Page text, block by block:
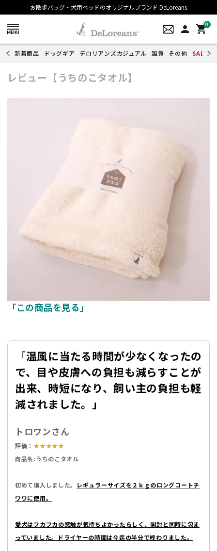
お散歩バッグ・犬用ベッドのオリジナルブランド DeLoreans
person 0
shopping_cart
新着商品 ドッグギア デロリアンズカジュアル 雑貨 その他 SALE
レビュー【うちのこタオル】
「この商品を見る」
「温風に当たる時間が少なくなったの
で、目や皮膚への負担も減らすことが
出来、時短になり、飼い主の負担も軽
減されました。」
トロワンさん
評価：★★★★★
商品名:うちのこタオル
初めて購入しました。
レギュラーサイズを２ｋｇのロングコートチ
ワワに使用。
愛犬はフカフカの感触が気持ちよかったらしく、開封と同時に包ま
っていました。ドライヤーの時間は今迄の半分で終わりました。